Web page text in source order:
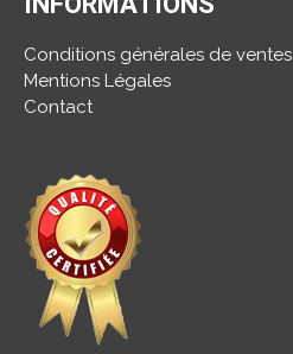
Conditions générales de ventes
Mentions Légales
Contact